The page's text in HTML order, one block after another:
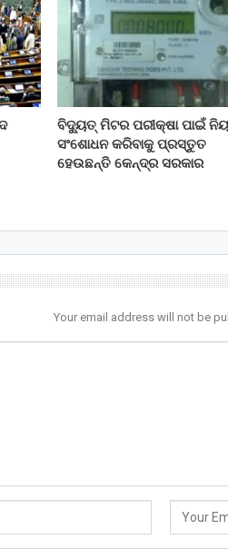
ବିଦ୍ୟୁତ୍ ମିଟର ପରୀକ୍ଷା ପାଇଁ
ସଂଶୋଧନ କରିବାକୁ ପ୍ରସ୍ତୁତ
ହେଉଛନ୍ତି କେନ୍ଦ୍ର ସରକାର
Your email address will not be